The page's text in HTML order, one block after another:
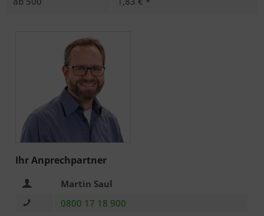
Ich habe dieDatenschutzerklärung
genommen.. *
Mit * gekennzeichnete Felder sind Pflichtfelder.
Senden
Ihr Anprechpartner
Martin Saul
0800 17 18 900